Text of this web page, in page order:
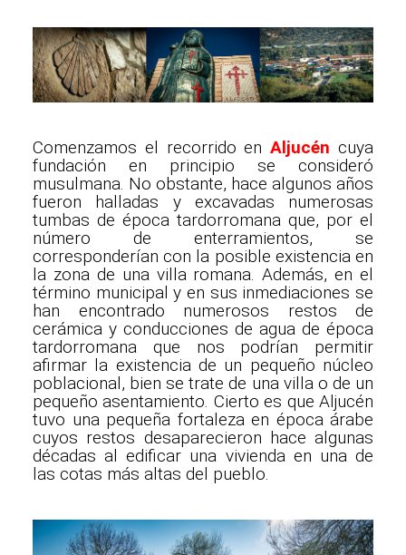
Comenzamos el recorrido enAljucén cuya
fundación en principio se consideró
musulmana. No obstante, hace algunos años
fueron halladas y excavadas numerosas
tumbas de época tardorromana que, por el
número de enterramientos, se
corresponderían con la posible existencia en
la zona de una villa romana. Además, en el
término municipal y en sus inmediaciones se
han encontrado numerosos restos de
cerámica y conducciones de agua de época
tardorromana que nos podrían permitir
afirmar la existencia de un pequeño núcleo
poblacional, bien se trate de una villa o de un
pequeño asentamiento. Cierto es que Aljucén
tuvo una pequeña fortaleza en época árabe
cuyos restos desaparecieron hace algunas
décadas al edificar una vivienda en una de
las cotas más altas del pueblo.